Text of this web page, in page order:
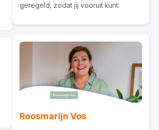
geregeld, zodat jij vooruit kunt.
Roosmarijn Vos